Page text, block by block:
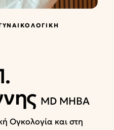
MD MHBA
Ογκολογία και στη